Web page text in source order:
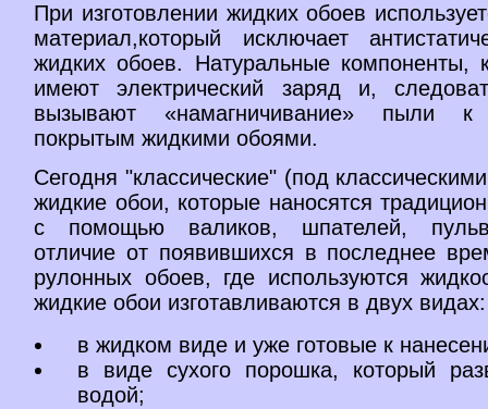
При изготовлении жидких обоев
материал,который исключает
жидких обоев. Натуральные компоненты,
имеют электрический заряд и,
вызывают «намагничивание» пыли к
покрытым жидкими обоями.
Сегодня "классические" (под
жидкие обои, которые наносятся
с помощью валиков, шпателей,
отличие от появившихся в последнее
рулонных обоев, где используются
жидкие обои изготавливаются в двух видах:
в жидком виде и уже готовые к
в виде сухого порошка, который
водой;